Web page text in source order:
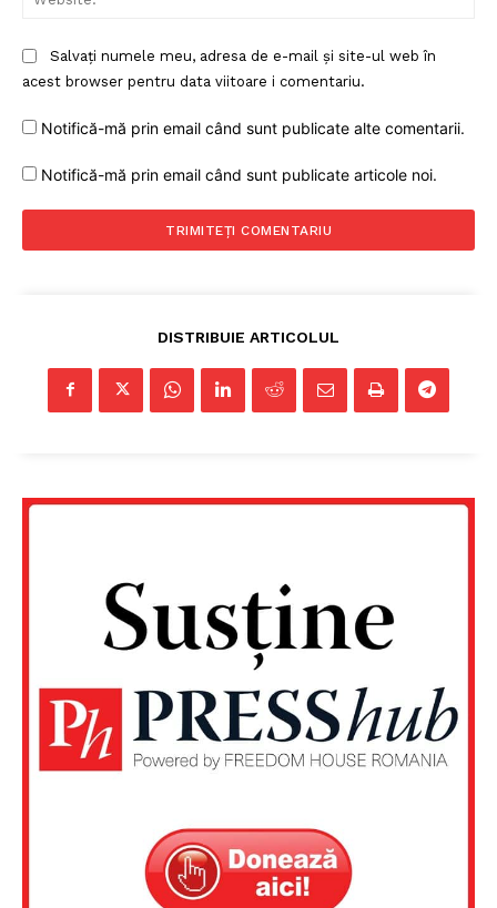
Salvați numele meu, adresa de e-mail și site-ul web în
acest browser pentru data viitoare i comentariu.
Notifică-mă prin email când sunt publicate alte comentarii.
Notifică-mă prin email când sunt publicate articole noi.
DISTRIBUIE ARTICOLUL